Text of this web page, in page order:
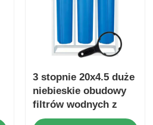
3 stopnie 20x4.5 duże
niebieskie obudowy
filtrów wodnych z
stojakem filtracyjnym